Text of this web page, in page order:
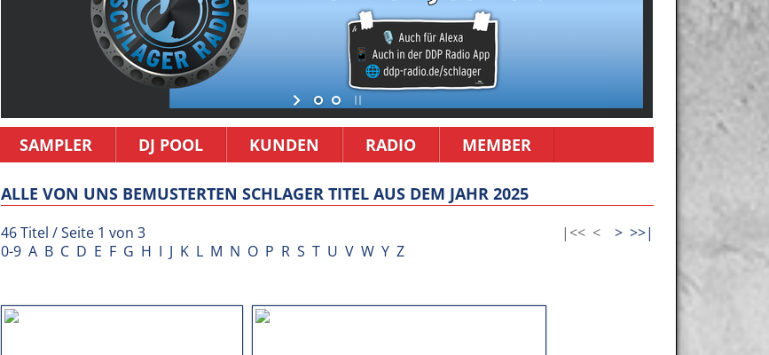
SAMPLER DJ POOL KUNDEN RADIO MEMBER
ALLE VON UNS BEMUSTERTEN SCHLAGER TITEL AUS DEM JAHR 2025
46 Titel / Seite 1 von 3 |<< < > >>|
0-9 A B C D E F G H I J K L M N O P R S T U V W Y Z